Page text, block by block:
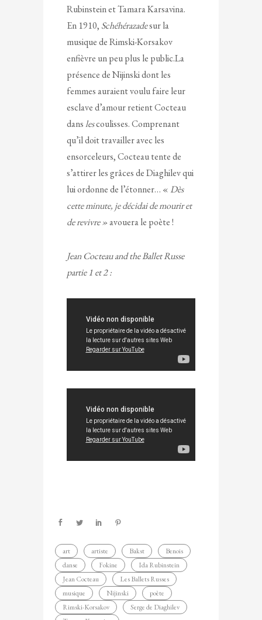
Rubinstein et Tamara Karsavina.
En 1910, Schéhérazadesur la
musique de Rimski-Korsakov
enfièvre un peu plus le public.La
présence de Nijinski dont les
femmes auraient voulu faire leur
esclave d’amour retient Cocteau
danslescoulisses. Comprenant
qu’il doit travailler avec les
ensorceleurs, Cocteau tente de
s’attirer les grâces de Diaghilev qui
lui ordonne de l’étonner… « Dès
cette minute, je décidai de mourir et
de revivre »avouera le poète !
Jean Cocteau and the Ballet Russe
partie 1 et 2 :
art artiste Bakst
Benois
danse
Fokine
Ida Rubinstein
Jean Cocteau
Les Ballets Russes
musique
Nijinski
poète
Rimski-Korsakov
Serge de Diaghilev